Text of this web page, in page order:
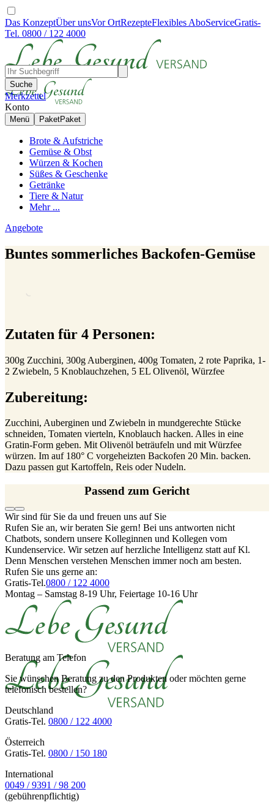
Das KonzeptÜber unsVor OrtRezepteFlexibles AboServiceGratis-
Tel. 0800 / 122 4000
Suche
Merkzettel
Konto
Menü PaketPaket
Brote & Aufstriche
Gemüse & Obst
Würzen & Kochen
Süßes & Geschenke
Getränke
Tiere & Natur
Mehr ...
Angebote
Buntes sommerliches Backofen-Gemüse
Zutaten für 4 Personen:
300g Zucchini, 300g Auberginen, 400g Tomaten, 2 rote Paprika, 1-
2 Zwiebeln, 5 Knoblauchzehen, 5 EL Olivenöl, Würzfee
Zubereitung:
Zucchini, Auberginen und Zwiebeln in mundgerechte Stücke
schneiden, Tomaten vierteln, Knoblauch hacken. Alles in eine
Gratin-Form geben. Mit Olivenöl beträufeln und mit Würzfee
würzen. Im auf 180° C vorgeheizten Backofen 20 Min. backen.
Dazu passen gut Kartoffeln, Reis oder Nudeln.
Passend zum Gericht
Wir sind für Sie da und freuen uns auf Sie
Rufen Sie an, wir beraten Sie gern! Bei uns antworten nicht
Chatbots, sondern unsere Kolleginnen und Kollegen vom
Kundenservice. Wir setzen auf herzliche Intelligenz statt auf Kl.
Denn Menschen verstehen Menschen immer noch am besten.
Rufen Sie uns gerne an:
Gratis-Tel.0800 / 122 4000
Montag – Samstag 8-19 Uhr, Feiertage 10-16 Uhr
Beratung am Telefon
Sie wünschen Beratung zu den Produkten oder möchten gerne
telefonisch bestellen?
Deutschland
Gratis-Tel. 0800 / 122 4000
Österreich
Gratis-Tel. 0800 / 150 180
International
0049 / 9391 / 98 200
(gebührenpflichtig)